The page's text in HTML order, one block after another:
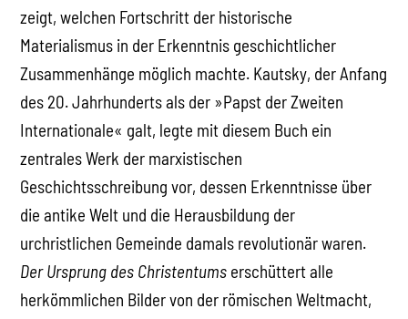
zeigt, welchen Fortschritt der historische
Materialismus in der Erkenntnis geschichtlicher
Zusammenhänge möglich machte. Kautsky, der Anfang
des 20. Jahrhunderts als der »Papst der Zweiten
Internationale« galt, legte mit diesem Buch ein
zentrales Werk der marxistischen
Geschichtsschreibung vor, dessen Erkenntnisse über
die antike Welt und die Herausbildung der
urchristlichen Gemeinde damals revolutionär waren.
Der Ursprung des Christentums erschüttert alle
herkömmlichen Bilder von der römischen Weltmacht,